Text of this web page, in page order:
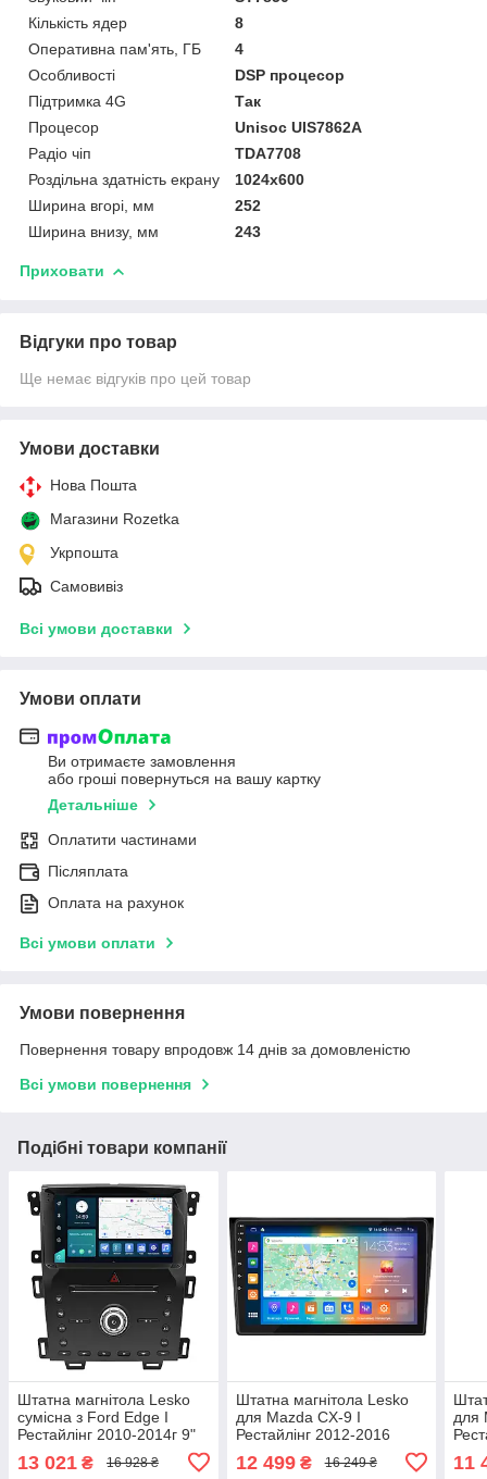
Кількість ядер
8
Оперативна пам'ять, ГБ
4
Особливості
DSP процесор
Підтримка 4G
Так
Процесор
Unisoc UIS7862A
Радіо чіп
TDA7708
Роздільна здатність екрану
1024х600
Ширина вгорі, мм
252
Ширина внизу, мм
243
Приховати
Відгуки про товар
Ще немає відгуків про цей товар
Умови доставки
Нова Пошта
Магазини Rozetka
Укрпошта
Самовивіз
Всі умови доставки
Умови оплати
Ви отримаєте замовлення
або гроші повернуться на вашу картку
Детальніше
Оплатити частинами
Післяплата
Оплата на рахунок
Всі умови оплати
Умови повернення
Повернення товару впродовж 14 днів за домовленістю
Всі умови повернення
Подібні товари компанії
Штатна магнітола Lesko
сумісна з Ford Edge I
Рестайлінг 2010-2014г 9"
2/32Gb 4G Wi-Fi GPS Top
2шт
13 021 ₴ 16 928 ₴
Штатна магнітола Lesko
для Mazda CX-9 I
Рестайлінг 2012-2016
екран 10" 4/64Gb CarPlay
4G Wi-Fi GPS Prime 4 шт.
12 499₴ 16 249 ₴
для
4G
11